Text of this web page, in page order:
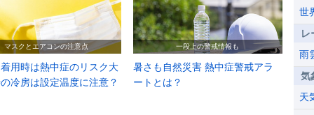
用時は熱中症のリスク大
冷房は設定温度に注意？
マスクとエアコンの注意点
暑さも自然災害 熱中症警戒アラ
ートとは？
一段上の警戒情報も
世
レ
雨
気
天